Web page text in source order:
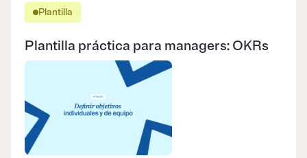
Plantilla
Plantilla práctica para managers: OKRs